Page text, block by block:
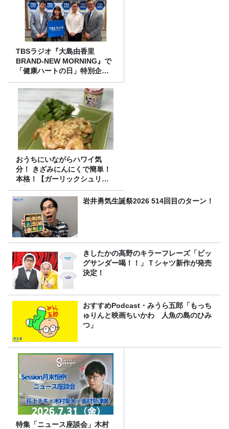
TBSラジオ『大島由香里
BRAND-NEW MORNING』で
「健康ハートの日」特別企画
を8/10（月）に放送
おうちにいながらハワイ気
分！ きざみにんにくで簡単！
本格！【ガーリックシュリン
プ】 桃屋のかんたんレシピ
岩井勇気生誕祭2026 514回目のターン！
きしたかの高野のキラーフレーズ「ビッ
グサンダー喝！！」Ｔシャツ新作が発売
決定！
おすすめPodcast・みうら五郎「もっち
ゅりんと映画ちいかわ 人魚の島のひみ
つ」
特集「ニュース座談会」木村